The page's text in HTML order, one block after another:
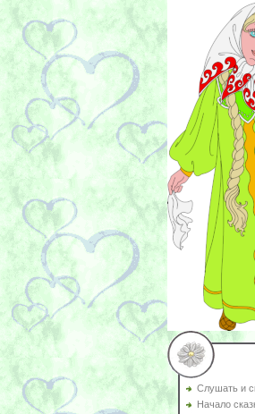
Слушать и
Начало